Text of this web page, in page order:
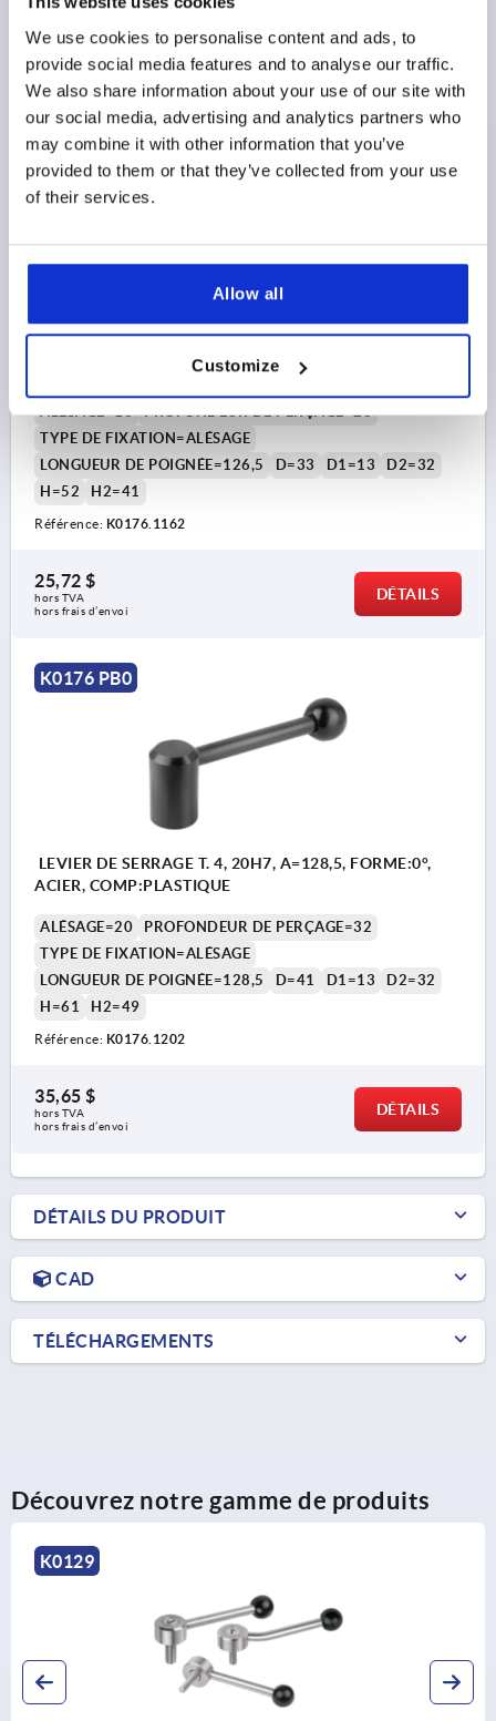
We use cookies to personalise content and ads, to
provide social media features and to analyse our traffic.
We also share information about your use of our site with
our social media, advertising and analytics partners who
may combine it with other information that you’ve
provided to them or that they’ve collected from your use
of their services.
Allow all
Customize
Référence:K0176.1142
21,28 $
hors TVA
hors frais d’envoi
K0176 PB0
ACIER, COMP:PLASTIQUE
ALÉSAGE=16
PROFONDEUR DE PERÇAGE=28
TYPE DE FIXATION=ALÉSAGE
LONGUEUR DE POIGNÉE=126,5
D=33 D1=13
D2=32
H=52
H2=41
Référence: K0176.1162
25,72 $
hors TVA
hors frais d’envoi
DÉTAILS
K0176 PB0
LEVIER DE SERRAGE T. 4, 20H7, A=128,5, FORME:0°,
ACIER, COMP:PLASTIQUE
ALÉSAGE=20
PROFONDEUR DE PERÇAGE=32
TYPE DE FIXATION=ALÉSAGE
LONGUEUR DE POIGNÉE=128,5
D=41 D1=13
D2=32
H=61
H2=49
Référence: K0176.1202
35,65 $
hors TVA
hors frais d’envoi
DÉTAILS
DÉTAILS DU PRODUIT
CAD
TÉLÉCHARGEMENTS
Découvrez notre gamme de produits